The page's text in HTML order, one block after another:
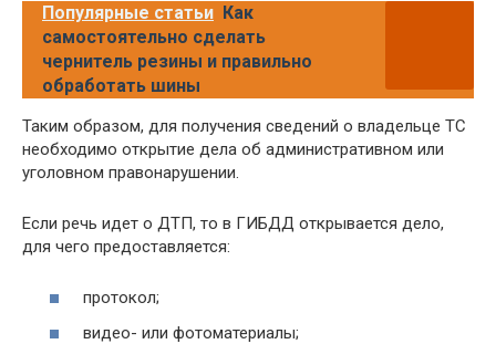
Популярные статьи Как
самостоятельно сделать
чернитель резины и правильно
обработать шины
Таким образом, для получения сведений о владельце ТС
необходимо открытие дела об административном или
уголовном правонарушении.
Если речь идет о ДТП, то в ГИБДД открывается дело,
для чего предоставляется:
протокол;
видео- или фотоматериалы;